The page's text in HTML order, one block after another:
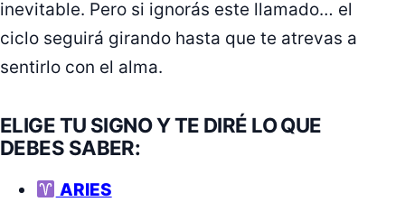
inevitable. Pero si ignorás este llamado… el
ciclo seguirá girando hasta que te atrevas a
sentirlo con el alma.
ELIGE TU SIGNO Y TE DIRÉ LO QUE
DEBES SABER:
ARIES